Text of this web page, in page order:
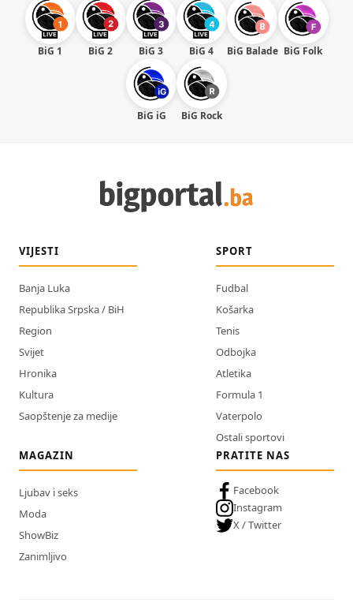
BiG 1 BiG 2 BiG 3 BiG 4 BiG Balade BiG Folk
BiG iG BiG Rock
VIJESTI
Banja Luka
Republika Srpska / BiH
Region
Svijet
Hronika
Kultura
Saopštenje za medije
SPORT
Fudbal
Košarka
Tenis
Odbojka
Atletika
Formula 1
Vaterpolo
Ostali sportovi
MAGAZIN
Ljubav i seks
Moda
ShowBiz
Zanimljivo
PRATITE NAS
Facebook
Instagram
X / Twitter